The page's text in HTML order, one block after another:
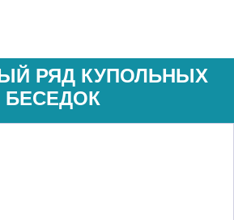
РЯД КУПОЛЬНЫХ
БЕСЕДОК